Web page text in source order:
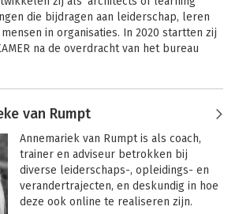
en kansengelijkheid van jongeren en
anderen die behoefte hebben aan
perspectief.
Werkvormenboek 1
die bijdragen aan leiderschap, leren
in organisaties. In 2020 startten zij
na de overdracht van het bureau
combineren zij de beste
gezondheid en kansengelijkheid
die behoefte hebben aan
blijkt is de methodiek ook geschikt voor
loopbaan. Vanuit het principe dat
motivatie en energie geeft en belangrijk
van Rumpt
Annemariek van Rumpt is als coach,
trainer en adviseur betrokken bij
diverse leiderschaps-, opleidings- en
verandertrajecten, en deskundig in hoe
deze ook online te realiseren zijn.